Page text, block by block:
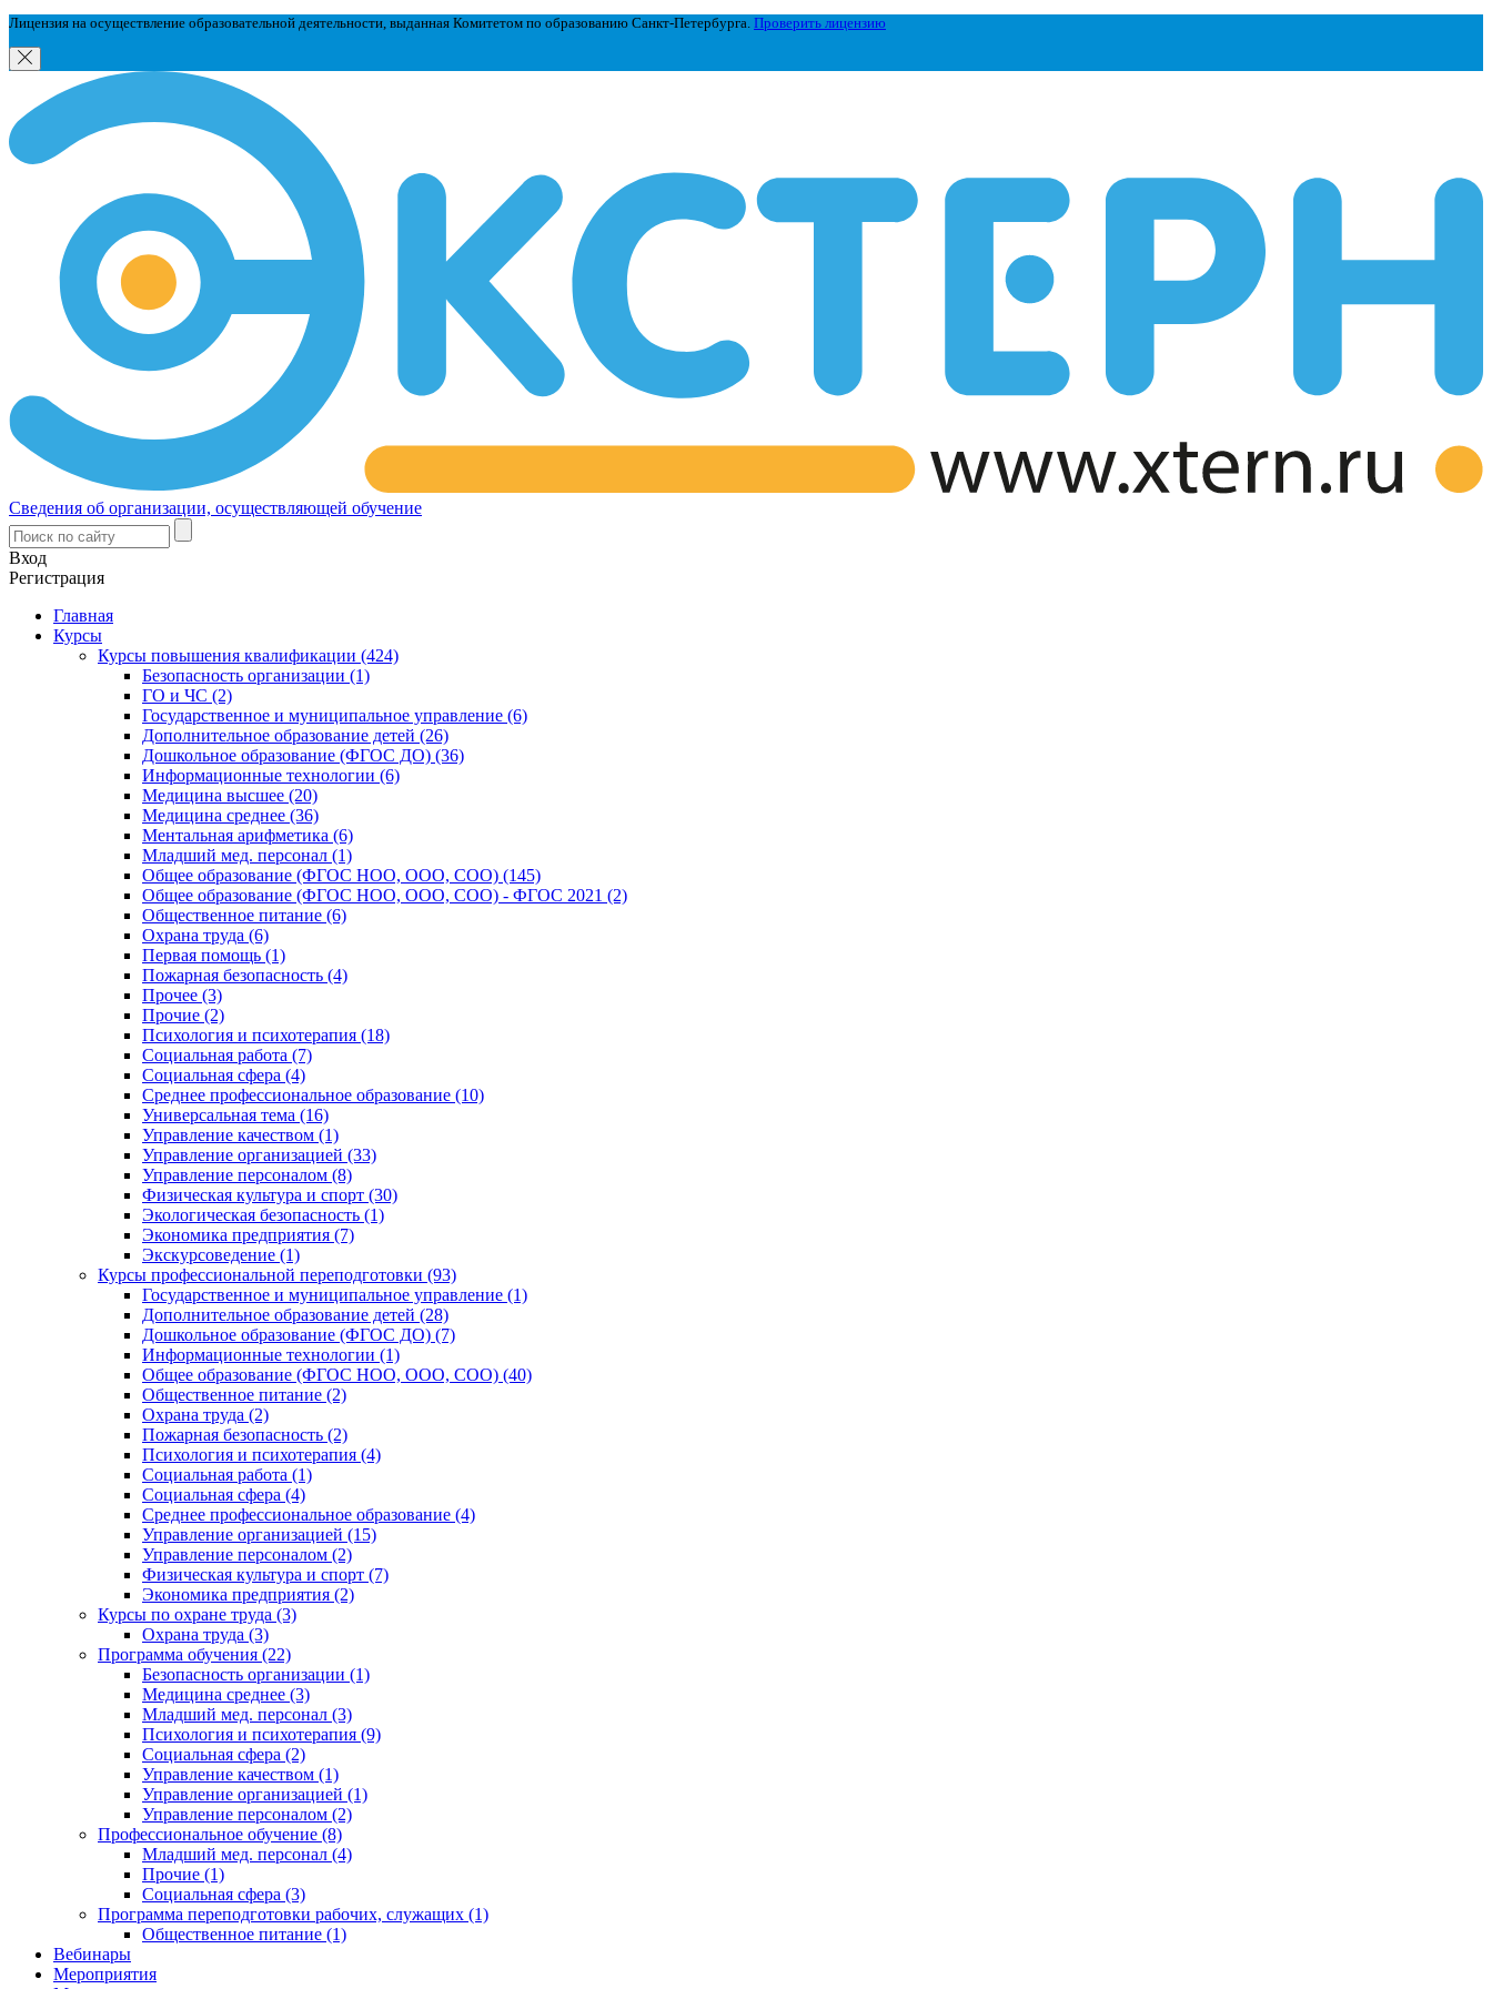
Лицензия на осуществление образовательной деятельности, выданная Комитетом по образованию Санкт-Петербурга. Проверить лицензию
Сведения об организации, осуществляющей обучение
Вход
Регистрация
Главная
Курсы
Курсы повышения квалификации (424)
Безопасность организации (1)
ГО и ЧС (2)
Государственное и муниципальное управление (6)
Дополнительное образование детей (26)
Дошкольное образование (ФГОС ДО) (36)
Информационные технологии (6)
Медицина высшее (20)
Медицина среднее (36)
Ментальная арифметика (6)
Младший мед. персонал (1)
Общее образование (ФГОС НОО, ООО, СОО) (145)
Общее образование (ФГОС НОО, ООО, СОО) - ФГОС 2021 (2)
Общественное питание (6)
Охрана труда (6)
Первая помощь (1)
Пожарная безопасность (4)
Прочее (3)
Прочие (2)
Психология и психотерапия (18)
Социальная работа (7)
Социальная сфера (4)
Среднее профессиональное образование (10)
Универсальная тема (16)
Управление качеством (1)
Управление организацией (33)
Управление персоналом (8)
Физическая культура и спорт (30)
Экологическая безопасность (1)
Экономика предприятия (7)
Экскурсоведение (1)
Курсы профессиональной переподготовки (93)
Государственное и муниципальное управление (1)
Дополнительное образование детей (28)
Дошкольное образование (ФГОС ДО) (7)
Информационные технологии (1)
Общее образование (ФГОС НОО, ООО, СОО) (40)
Общественное питание (2)
Охрана труда (2)
Пожарная безопасность (2)
Психология и психотерапия (4)
Социальная работа (1)
Социальная сфера (4)
Среднее профессиональное образование (4)
Управление организацией (15)
Управление персоналом (2)
Физическая культура и спорт (7)
Экономика предприятия (2)
Курсы по охране труда (3)
Охрана труда (3)
Программа обучения (22)
Безопасность организации (1)
Медицина среднее (3)
Младший мед. персонал (3)
Психология и психотерапия (9)
Социальная сфера (2)
Управление качеством (1)
Управление организацией (1)
Управление персоналом (2)
Профессиональное обучение (8)
Младший мед. персонал (4)
Прочие (1)
Социальная сфера (3)
Программа переподготовки рабочих, служащих (1)
Общественное питание (1)
Вебинары
Мероприятия